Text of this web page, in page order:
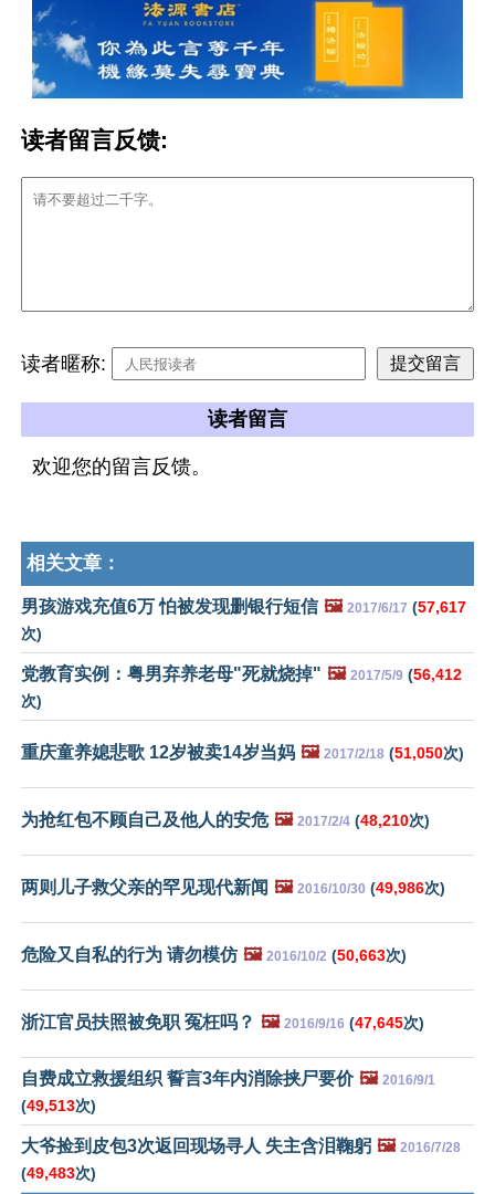
读者留言反馈:
读者暱称:
读者留言
欢迎您的留言反馈。
相关文章：
男孩游戏充值6万 怕被发现删银行短信 🖼️ 2017/6/17 (57,617
次)
党教育实例：粤男弃养老母"死就烧掉" 🖼️ 2017/5/9 (56,412
次)
重庆童养媳悲歌 12岁被卖14岁当妈 🖼️ 2017/2/18 (51,050次)
为抢红包不顾自己及他人的安危 🖼️ 2017/2/4 (48,210次)
两则儿子救父亲的罕见现代新闻 🖼️ 2016/10/30 (49,986次)
危险又自私的行为 请勿模仿 🖼️ 2016/10/2 (50,663次)
浙江官员扶照被免职 冤枉吗？ 🖼️ 2016/9/16 (47,645次)
自费成立救援组织 誓言3年内消除挟尸要价 🖼️ 2016/9/1
(49,513次)
大爷捡到皮包3次返回现场寻人 失主含泪鞠躬 🖼️ 2016/7/28
(49,483次)